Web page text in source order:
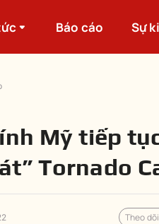
Báo cáo Sự
Mỹ tiếp
Tornado
Theo